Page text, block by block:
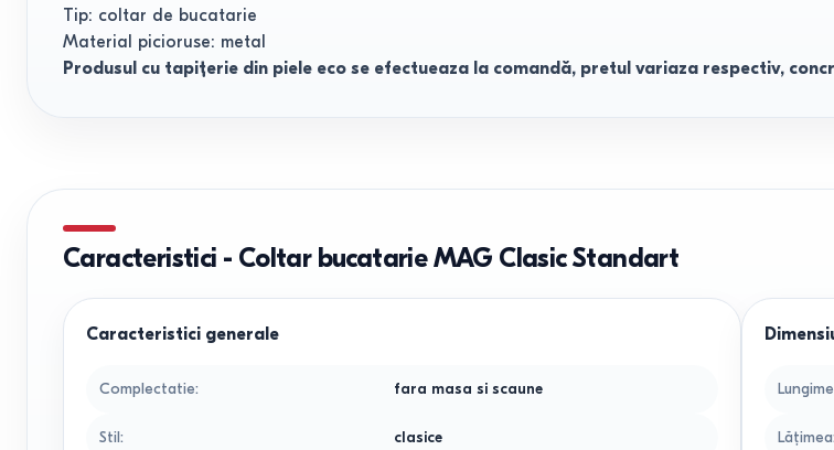
Tip: coltar de bucatarie
Material picioruse: metal
Produsul cu tapițerie din piele eco se efectueaza la comandă, pretul variaza respectiv,
Caracteristici - Coltar bucatarie MAG Clasic Standart
Caracteristici generale
Complectatie: fara masa si scaune
Stil: clasice Lățimea: